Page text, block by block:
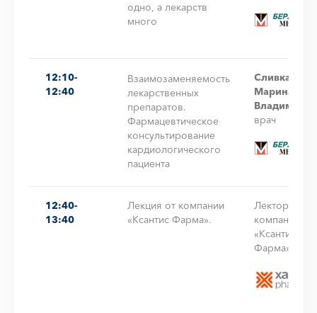
одно, а лекарств
много
12:10-
12:40
Взаимозаменяемость
лекарственных
препаратов.
Фармацевтическое
консультирование
кардиологического
пациента
Сливка
Марина
врач
12:40-
13:40
Лекция от компании
«Ксантис Фарма».
Лектор от
компании
«Ксантис
Фарма».